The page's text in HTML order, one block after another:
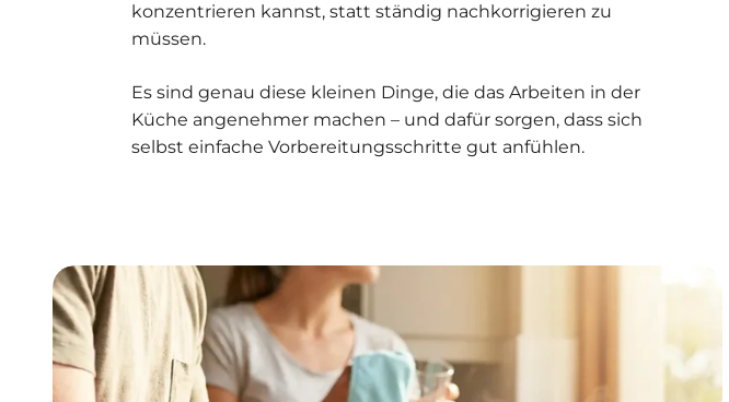
konzentrieren kannst, statt ständig nachkorrigieren zu
müssen.
Es sind genau diese kleinen Dinge, die das Arbeiten in der
Küche angenehmer machen – und dafür sorgen, dass sich
selbst einfache Vorbereitungsschritte gut anfühlen.